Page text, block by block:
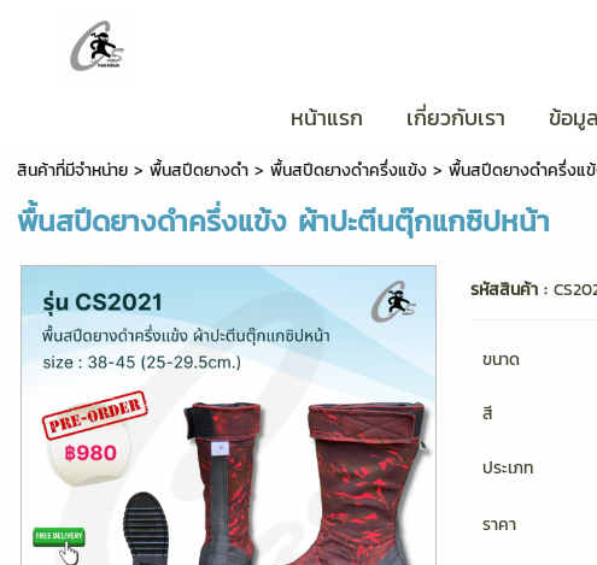
หน้าแรก เกี่ยวกับเรา ข้อมู
สินค้าที่มีจำหน่าย> พื้นสปีดยางดำ> พื้นสปีดยางดำครึ่งแข้ง> พื้นสปีดยางดำครึ่งแ
พื้นสปีดยางดำครึ่งแข้ง ผ้าปะตีนตุ๊กแกซิปหน้า
รหัสสินค้า :
ขนาด
สี
ประเภท
ราคา